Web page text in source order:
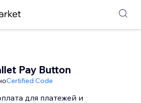
Pay Button
Certified Code
для платежей и